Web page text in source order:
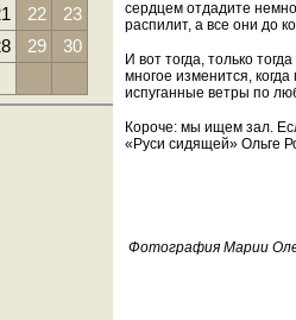
22
23
29
30
сердцем отдадите
распилит, а все они до
И вот тогда, только
многое изменится,
испуганные ветры по
Короче: мы ищем зал.
«Руси сидящей» Ольге
Фотография Марии